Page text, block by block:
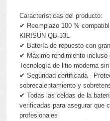
Características del producto:
✔ Reemplazo 100 %
KIRISUN QB-33L
✔ Batería de repuesto con
✔ Máximo rendimiento incluso
Tecnología de litio moderna
✔ Seguridad certificada -
sobrecalentamiento y
✔ Todas las celdas de la
verificadas para asegurar que
profesionales